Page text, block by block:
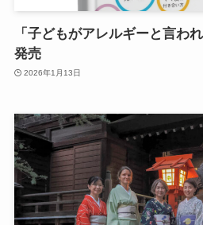
「子どもがアレルギーと言わ
発売
2026年1月13日